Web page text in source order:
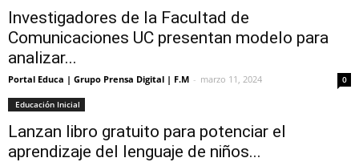
Investigadores de la Facultad de
Comunicaciones UC presentan modelo para
analizar...
Portal Educa | Grupo Prensa Digital | F.M - marzo 11, 2024 0
Educación Inicial
Lanzan libro gratuito para potenciar el
aprendizaje del lenguaje de niños...